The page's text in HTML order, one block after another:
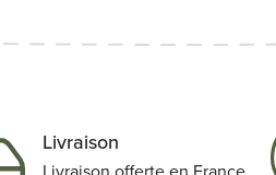
Livraison